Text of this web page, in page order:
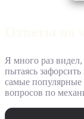
Я много раз
пытаясь
самые популярные
вопросов по